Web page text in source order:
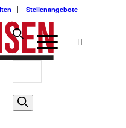
Stellenangebote